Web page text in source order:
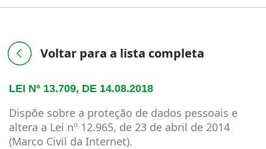
Voltar para a lista completa
LEI Nº 13.709, DE 14.08.2018
Dispõe sobre a proteção de dados pessoais e
altera a Lei nº 12.965, de 23 de abril de 2014
(Marco Civil da Internet).